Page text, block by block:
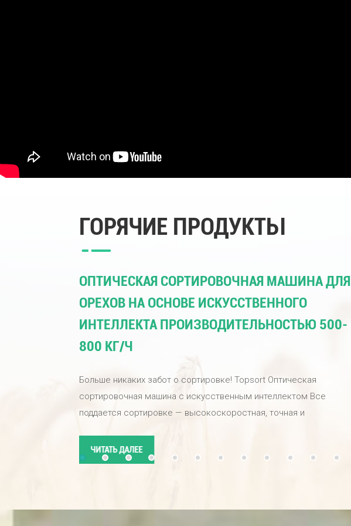
ГОРЯЧИЕ ПРОДУКТЫ
ОПТИЧЕСКАЯ СОРТИРОВОЧНАЯ МАШИНА ДЛЯ
ОРЕХОВ НА ОСНОВЕ ИСКУССТВЕННОГО
ИНТЕЛЛЕКТА ПРОИЗВОДИТЕЛЬНОСТЬЮ 500-
800 КГ/Ч
Больше никаких забот о сортировке! Topsort Оптическая
сортировочная машина с искусственным интеллектом Все
поддается сортировке — высокоскоростная, точная и
промышленных материалов. Одна машина повышает качество
вашей продукции, улучшает эффективность сортировки и
алгоритмами глубокого обучения на основе искусственного
ЧИТАТЬ ДАЛЕЕ